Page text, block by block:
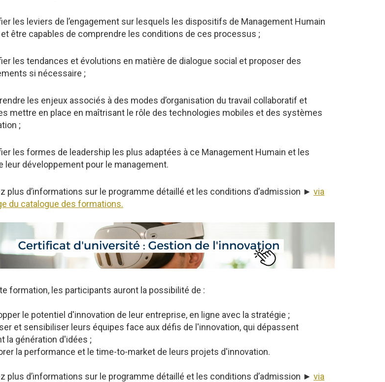
les leviers de l’engagement sur lesquels les dispositifs de Management Humain
être capables de comprendre les conditions de ces processus ;
les tendances et évolutions en matière de dialogue social et proposer des
si nécessaire ;
les enjeux associés à des modes d’organisation du travail collaboratif et
mettre en place en maîtrisant le rôle des technologies mobiles et des systèmes
;
les formes de leadership les plus adaptées à ce Management Humain et les
leur développement pour le management.
plus d’informations sur le programme détaillé et les conditions d’admission ► via
du catalogue des formations.
formation, les participants auront la possibilité de :
le potentiel d'innovation de leur entreprise, en ligne avec la stratégie ;
et sensibiliser leurs équipes face aux défis de l'innovation, qui dépassent
la génération d'idées ;
la performance et le time-to-market de leurs projets d'innovation.
plus d’informations sur le programme détaillé et les conditions d’admission ► via